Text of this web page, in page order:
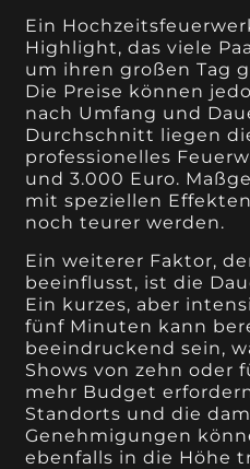
Ein
Highlight, das viele
um ihren großen Tag
Die Preise können
nach Umfang und
Durchschnitt liegen
professionelles
und 3.000 Euro.
mit speziellen
noch teurer werden.
Ein weiterer Faktor,
beeinflusst, ist die
Ein kurzes, aber
fünf Minuten kann
beeindruckend sein,
Shows von zehn oder
mehr Budget
Standorts und die
Genehmigungen
ebenfalls in die Höhe